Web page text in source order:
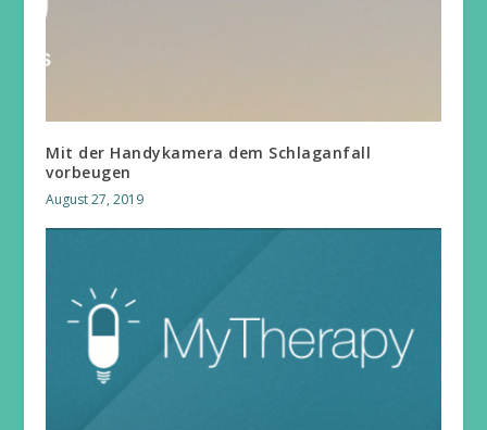
Mit der Handykamera dem Schlaganfall
vorbeugen
August 27, 2019